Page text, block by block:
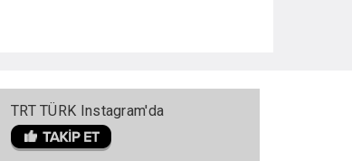
TRT TÜRK Instagram'da